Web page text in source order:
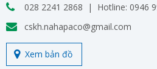
028 2241 2868 | Hotline: 0946
cskh.nahapaco@gmail.com
Xem bản đồ